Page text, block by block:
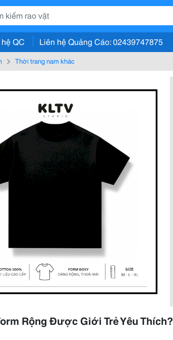
QC Liên hệ Quảng Cáo: 02439747875
Thời trang nam khác
Rộng Được Giới Trẻ Yêu Thích?